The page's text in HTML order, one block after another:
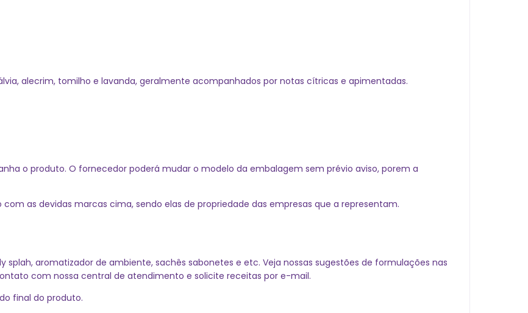
alecrim, tomilho e lavanda, geralmente acompanhados por notas cítricas e apimentadas.
o produto. O fornecedor poderá mudar o modelo da embalagem sem prévio aviso, porem a
as devidas marcas cima, sendo elas de propriedade das empresas que a representam.
aromatizador de ambiente, sachês sabonetes e etc. Veja nossas sugestões de formulações nas
com nossa central de atendimento e solicite receitas por e-mail.
final do produto.